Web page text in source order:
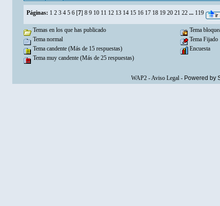
Páginas: 1 2 3 4 5 6 [7] 8 9 10 11 12 13 14 15 16 17 18 19 20 21 22 ... 119
Temas en los que has publicado
Tema normal
Tema candente (Más de 15 respuestas)
Tema muy candente (Más de 25 respuestas)
Tema
Tema Fijado
Encuesta
WAP2-Aviso Legal- Powered by